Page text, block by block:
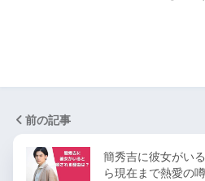
前の記事
簡秀吉に彼女がい
ら現在まで熱愛の